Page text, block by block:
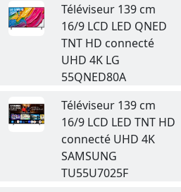
Téléviseur 139 cm
16/9 LCD LED QNED
TNT HD connecté
UHD 4K LG
55QNED80A
Téléviseur 139 cm
16/9 LCD LED TNT HD
connecté UHD 4K
SAMSUNG
TU55U7025F